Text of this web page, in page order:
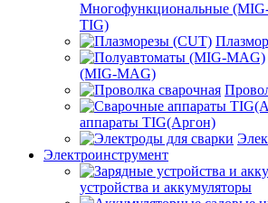
Многофункциональные
TIG)
(МIG-MAG)
аппараты TIG(Аргон)
Электроинструмент
устройства и аккумуляторы